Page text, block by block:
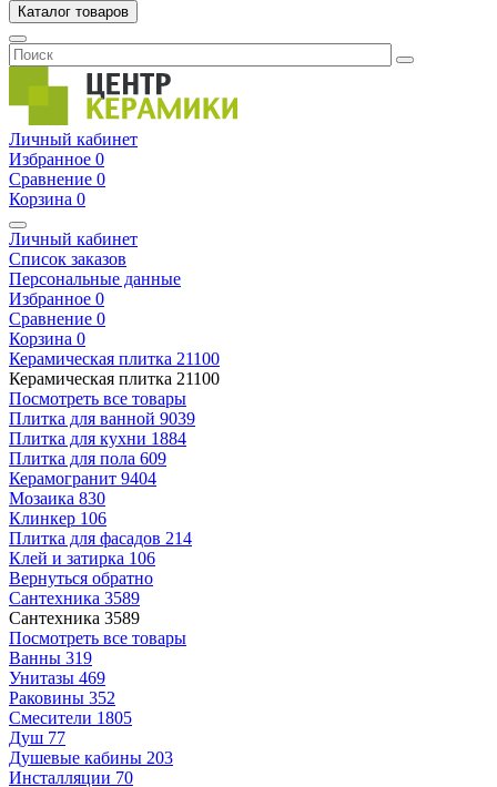
Каталог товаров
Личный кабинет
Избранное 0
Сравнение 0
Корзина 0
Личный кабинет
Список заказов
Персональные данные
Избранное 0
Сравнение 0
Корзина 0
Керамическая плитка 21100
Керамическая плитка 21100
Посмотреть все товары
Плитка для ванной 9039
Плитка для кухни 1884
Плитка для пола 609
Керамогранит 9404
Мозаика 830
Клинкер 106
Плитка для фасадов 214
Клей и затирка 106
Вернуться обратно
Сантехника 3589
Сантехника 3589
Посмотреть все товары
Ванны 319
Унитазы 469
Раковины 352
Смесители 1805
Душ 77
Душевые кабины 203
Инсталляции 70